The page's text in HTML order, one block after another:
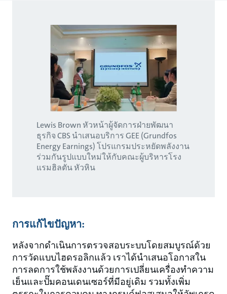
Lewis Brown หัวหน้าผู้จัดการฝ่ายพัฒนา
ธุรกิจ CBS นำเสนอบริการ GEE (Grundfos
Energy Earnings) โปรแกรมประหยัดพลังงาน
ร่วมกันรูปแบบใหม่ให้กับคณะผู้บริหารโรง
แรมฮิลตัน หัวหิน
การแก้ไขปัญหา:
หลังจากดำเนินการตรวจสอบระบบโดยสมบูรณ์ด้วย
การวัดแบบไฮดรอลิกแล้ว เราได้นำเสนอโอกาสใน
การลดการใช้พลังงานด้วยการเปลี่ยนเครื่องทำความ
เย็นและปั๊มคอนเดนเซอร์ที่มีอยู่เดิม รวมทั้งเพิ่ม